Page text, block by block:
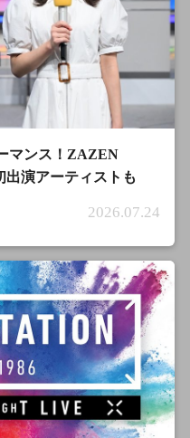
マンス！ZAZEN
出演アーティストも
2026.07.24